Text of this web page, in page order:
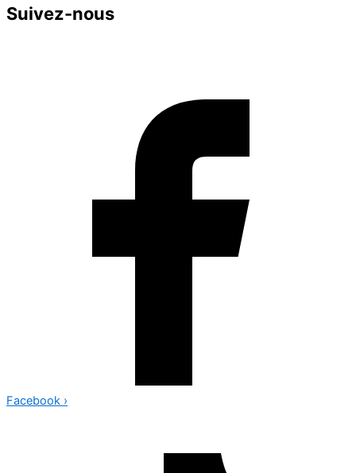
Suivez-nous
Facebook ›